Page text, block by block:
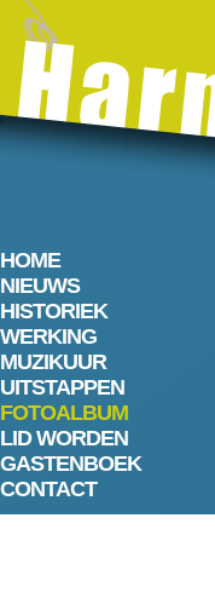
HOME
NIEUWS
HISTORIEK
WERKING
MUZIKUUR
UITSTAPPEN
FOTOALBUM
LID WORDEN
GASTENBOEK
CONTACT